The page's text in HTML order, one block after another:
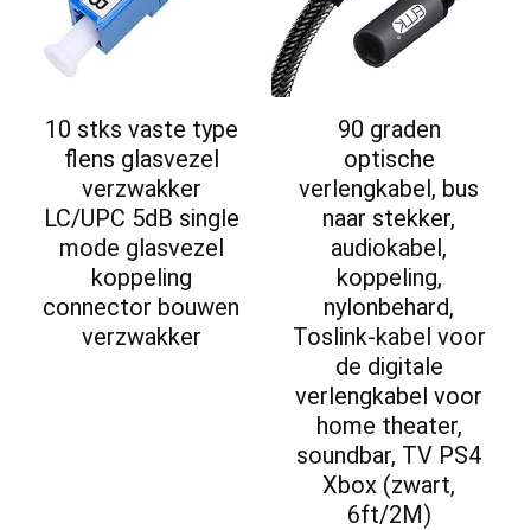
10 stks vaste type
flens glasvezel
verzwakker
LC/UPC 5dB single
mode glasvezel
koppeling
connector bouwen
verzwakker
90 graden
optische
verlengkabel, bus
naar stekker,
audiokabel,
koppeling,
nylonbehard,
Toslink-kabel voor
de digitale
verlengkabel voor
home theater,
soundbar, TV PS4
Xbox (zwart,
6ft/2M)